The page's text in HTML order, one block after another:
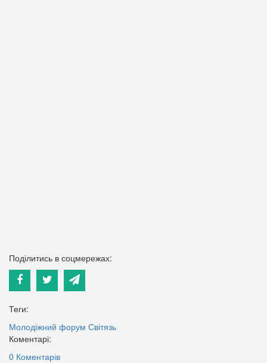
Поділитись в соцмережах:
Теги:
Молодіжний форум Світязь
Коментарі:
0 Коментарів